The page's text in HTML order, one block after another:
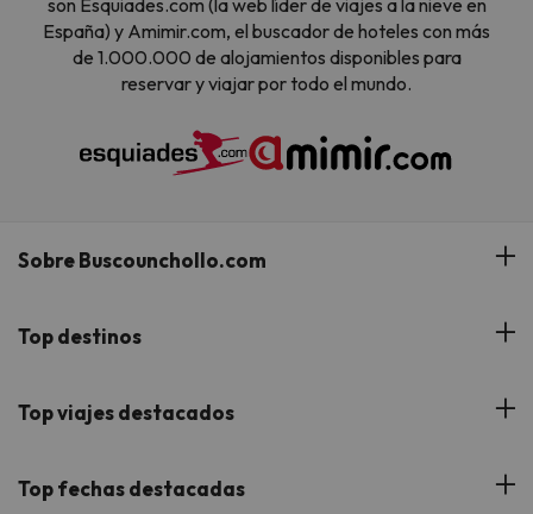
son Esquiades.com (la web líder de viajes a la nieve en
España) y Amimir.com, el buscador de hoteles con más
de 1.000.000 de alojamientos disponibles para
reservar y viajar por todo el mundo.
Sobre Buscounchollo.com
¿Quiénes somos?
Buscounchollo en los medios
Top destinos
Hoteles Andalucía
Hoteles Cataluña
Top viajes destacados
Viajes con Niños
Top fechas destacadas